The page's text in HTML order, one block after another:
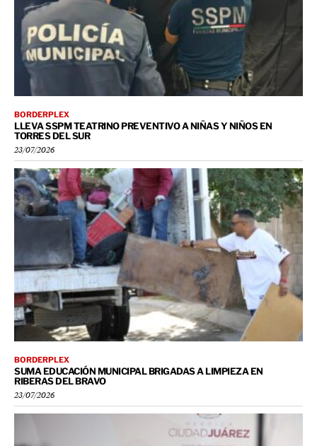
BORDERPLEX
LLEVA SSPM TEATRINO PREVENTIVO A NIÑAS Y NIÑOS EN
TORRES DEL SUR
23/07/2026
BORDERPLEX
SUMA EDUCACIÓN MUNICIPAL BRIGADAS A LIMPIEZA EN
RIBERAS DEL BRAVO
23/07/2026